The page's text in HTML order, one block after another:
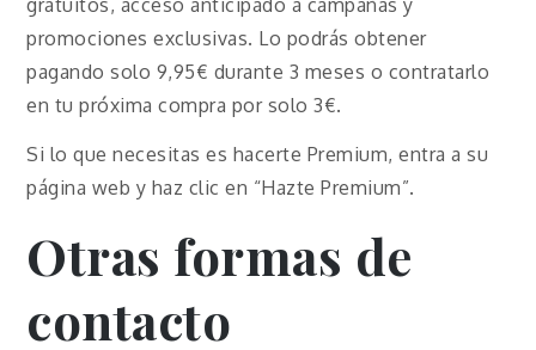
promociones exclusivas. Lo podrás obtener
pagando solo 9,95€ durante 3 meses o contratarlo
en tu próxima compra por solo 3€.
Si lo que necesitas es hacerte Premium, entra a su
página web y haz clic en “Hazte Premium”.
Otras formas de
contacto